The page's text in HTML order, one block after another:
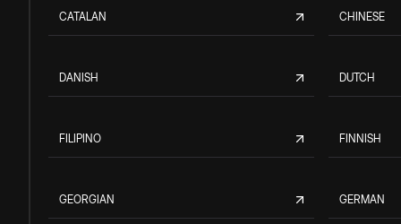
CATALAN CHINESE
DANISH DUTCH
FILIPINO FINNISH
GEORGIAN GERMAN